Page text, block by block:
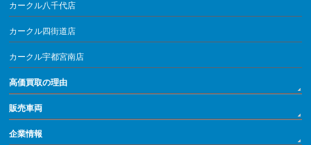
カークル八千代店
カークル四街道店
カークル宇都宮南店
高価買取の理由
販売車両
企業情報